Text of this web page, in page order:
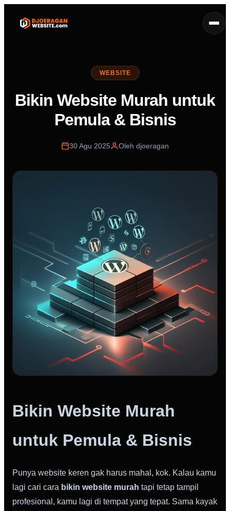
WEBSITE
Bikin Website Murah untuk
Pemula & Bisnis
30 Agu 2025 Oleh djoeragan
Bikin Website Murah
untuk Pemula & Bisnis
Punya website keren gak harus mahal, kok. Kalau kamu
lagi cari cara bikin website murah tapi tetap tampil
profesional, kamu lagi di tempat yang tepat. Sama kayak